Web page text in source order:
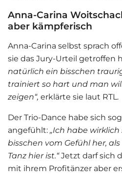
Anna-Carina
aber kämpferisch
Anna-Carina selbst sprach
sie das Jury-Urteil getroffen
natürlich ein bisschen
trainiert so hart und man
zeigen“, erklärte sie laut RTL.
Der Trio-Dance habe sich
angefühlt: „Ich habe wirklich
bisschen vom Gefühl her,
Tanz hier ist.“Jetzt darf sich
mit ihrem Profitänzer aber